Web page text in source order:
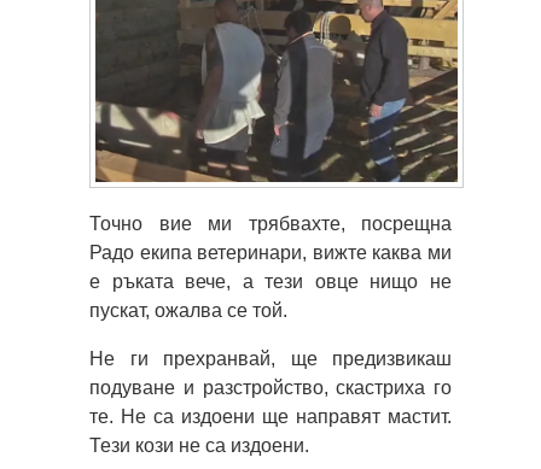
Точно вие ми трябвахте, посрещна
Радо екипа ветеринари, вижте каква ми
е ръката вече, а тези овце нищо не
пускат, ожалва се той.
Не ги прехранвай, ще предизвикаш
подуване и разстройство, скастриха го
те. Не са издоени ще направят мастит.
Тези кози не са издоени.